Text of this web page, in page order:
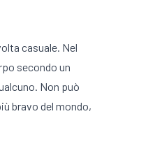
casuale. Nel
secondo un
Non può
bravo del mondo,